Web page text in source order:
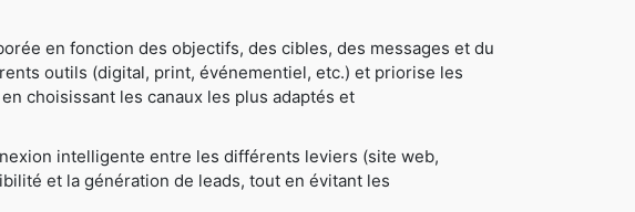
en fonction des objectifs, des cibles, des messages et du
outils (digital, print, événementiel, etc.) et priorise les
choisissant les canaux les plus adaptés et
intelligente entre les différents leviers (site web,
et la génération de leads, tout en évitant les